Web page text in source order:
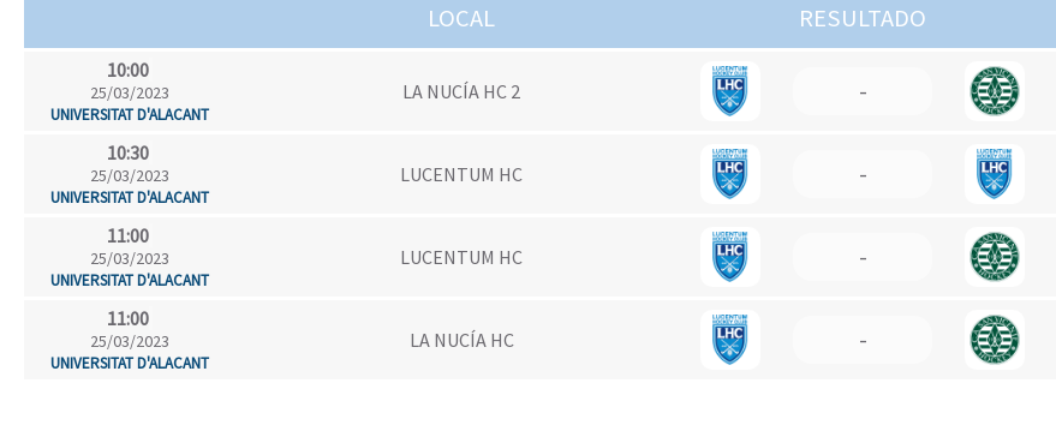
LOCAL RESULTADO
10:00
25/03/2023
UNIVERSITAT D'ALACANT
LA NUCÍA HC 2 -
10:30
25/03/2023
UNIVERSITAT D'ALACANT
LUCENTUM HC -
11:00
25/03/2023
UNIVERSITAT D'ALACANT
LUCENTUM HC -
11:00
25/03/2023
UNIVERSITAT D'ALACANT
LA NUCÍA HC -